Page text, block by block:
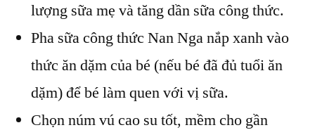
lượng sữa mẹ và tăng dần sữa công thức.
Pha sữa công thức Nan Nga nắp xanh vào
thức ăn dặm của bé (nếu bé đã đủ tuổi ăn
dặm) để bé làm quen với vị sữa.
Chọn núm vú cao su tốt, mềm cho gần